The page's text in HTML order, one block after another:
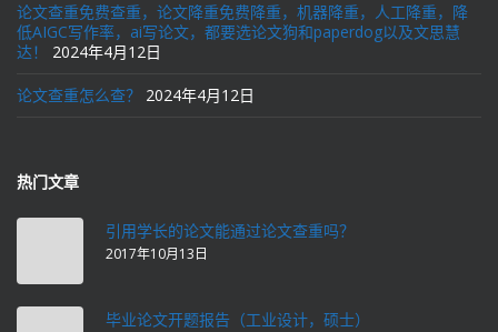
论文查重免费查重，论文降重免费降重，机器降重，人工降重，降
低AIGC写作率，ai写论文，都要选论文狗和paperdog以及文思慧
达！
2024年4月12日
论文查重怎么查？ 2024年4月12日
热门文章
引用学长的论文能通过论文查重吗？
2017年10月13日
毕业论文开题报告（工业设计，硕士）